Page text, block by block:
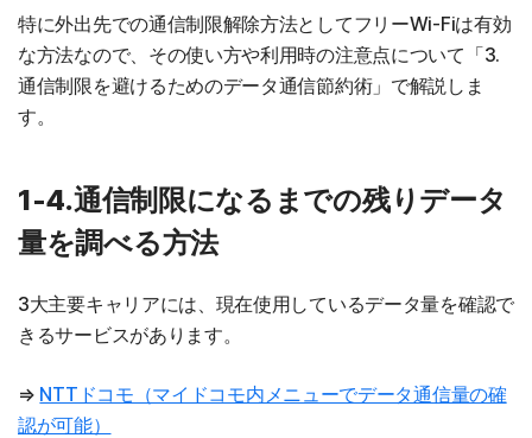
特に外出先での通信制限解除方法としてフリーWi-Fiは有効
な方法なので、その使い方や利用時の注意点について「3.
通信制限を避けるためのデータ通信節約術」で解説しま
す。
1-4.通信制限になるまでの残りデータ
量を調べる方法
3大主要キャリアには、現在使用しているデータ量を確認で
きるサービスがあります。
⇒ NTTドコモ（マイドコモ内メニューでデータ通信量の確
認が可能）